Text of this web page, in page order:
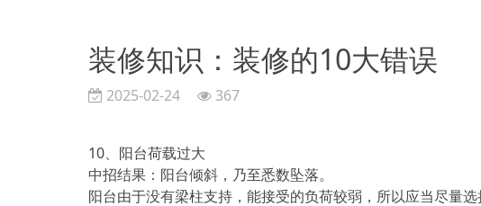
装修知识：装修的10大错误
2025-02-24 367
10、阳台荷载过大
中招结果：阳台倾斜，乃至悉数坠落。
阳台由于没有梁柱支持，能接受的负荷较弱，所以应当尽量